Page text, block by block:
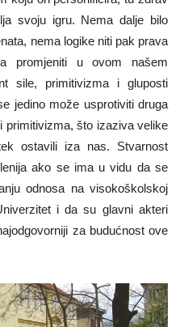
svoju igru. Nema dalje bilo
nema logike niti pak prava
u ovom našem
sile, primitivizma i gluposti
jedino može usprotiviti druga
primitivizma, što izaziva velike
ostavili iza nas. Stvarnost
ako se ima u vidu da se
odnosa na visokoškolskoj
i da su glavni akteri
za budućnost ove